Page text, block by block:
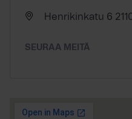
Henrikinkatu 6
SEURAA MEITÄ